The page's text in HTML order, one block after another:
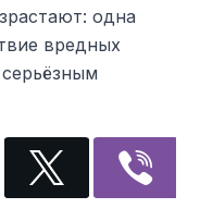
одна
вредных